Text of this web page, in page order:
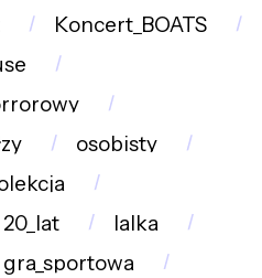
Koncert_BOATS
osobisty
20_lat
lalka
gra_sportowa